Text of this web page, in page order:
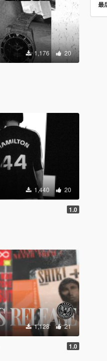
1,176 20
1,440 20
1.0
1,128 21
1.0
最